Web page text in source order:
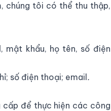
chúng tôi có thể thu thập,
khẩu, họ tên, số điện
số điện thoại; email .
cấp để thực hiện các công